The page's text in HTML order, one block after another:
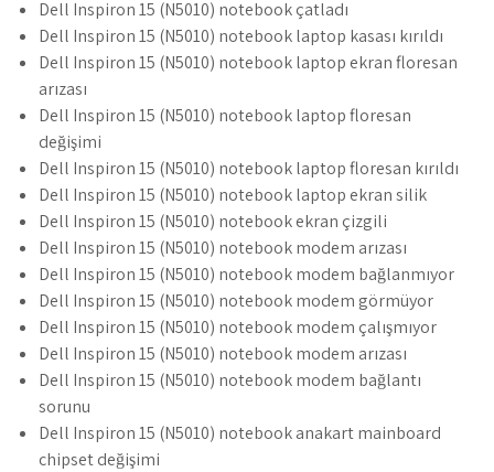
Dell Inspiron 15 (N5010) notebook çatladı
Dell Inspiron 15 (N5010) notebook laptop kasası kırıldı
Dell Inspiron 15 (N5010) notebook laptop ekran floresan
arızası
Dell Inspiron 15 (N5010) notebook laptop floresan
değişimi
Dell Inspiron 15 (N5010) notebook laptop floresan kırıldı
Dell Inspiron 15 (N5010) notebook laptop ekran silik
Dell Inspiron 15 (N5010) notebook ekran çizgili
Dell Inspiron 15 (N5010) notebook modem arızası
Dell Inspiron 15 (N5010) notebook modem bağlanmıyor
Dell Inspiron 15 (N5010) notebook modem görmüyor
Dell Inspiron 15 (N5010) notebook modem çalışmıyor
Dell Inspiron 15 (N5010) notebook modem arızası
Dell Inspiron 15 (N5010) notebook modem bağlantı
sorunu
Dell Inspiron 15 (N5010) notebook anakart mainboard
chipset değişimi